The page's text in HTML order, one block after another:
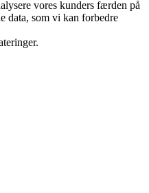
vores kunders færden på
data, som vi kan forbedre